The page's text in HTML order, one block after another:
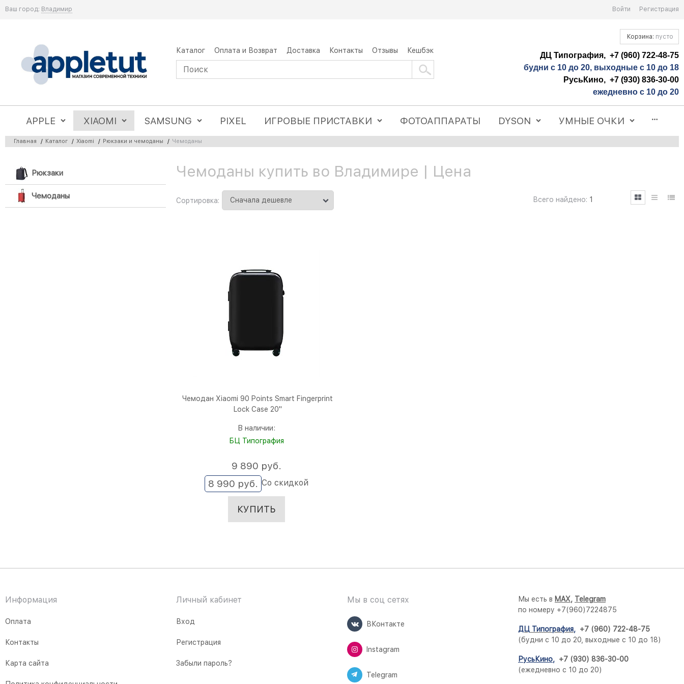
Ваш город: Владимир Войти Регистрация
Каталог Оплата и Возврат Доставка Контакты Отзывы Кешбэк
Корзина: пусто
ДЦ Типография, +7 (960) 722-48-75
будни с 10 до 20, выходные с 10 до 18
РусьКино, +7 (930) 836-30-00
ежедневно с 10 до 20
APPLE XIAOMI SAMSUNG PIXEL ИГРОВЫЕ ПРИСТАВКИ ФОТОАППАРАТЫ DYSON УМНЫЕ ОЧКИ
Главная / Каталог / Xiaomi / Рюкзаки и чемоданы / Чемоданы
Рюкзаки
Чемоданы
Чемоданы купить во Владимире | Цена
Сортировка: Всего найдено: 1
Чемодан Xiaomi 90 Points Smart Fingerprint
Lock Case 20"
В наличии:
БЦ Типография
8 990 руб. Со скидкой
9 890 руб.
КУПИТЬ
Информация
Оплата
Контакты
Карта сайта
Личный кабинет
Вход
Регистрация
Забыли пароль?
Мы в соц сетях
ВКонтакте
Instagram
Telegram
Мы есть в MAX, Telegram
по номеру +7(960)7224875
ДЦ Типография, +7 (960) 722-48-75
(будни с 10 до 20, выходные с 10 до 18)
РусьКино, +7 (930) 836-30-00
(ежедневно с 10 до 20)